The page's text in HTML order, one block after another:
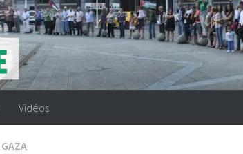
Vidéos
GAZA